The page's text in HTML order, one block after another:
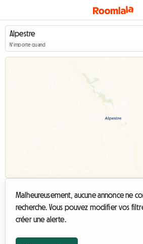
N'importe quand
Malheureusement, aucune annonce ne
recherche. Vous pouvez modifier vos
créer une alerte.